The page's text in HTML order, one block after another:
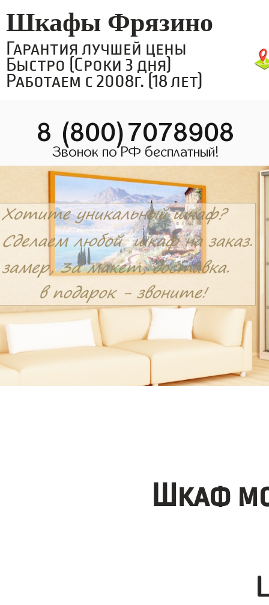
Шкафы Фрязино
Гарантия лучшей цены
Быстро (Сроки 3 дня)
Работаем с 2008г. (18 лет)
8 (800)7078908
Звонок по РФ бесплатный!
Шкаф